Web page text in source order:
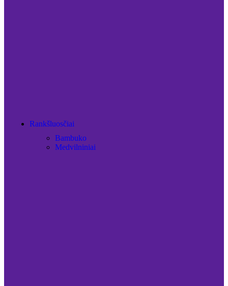
Rankšluosčiai
Bambuko
Medvilniniai